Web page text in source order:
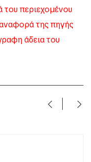
του περιεχομένου
της πηγής
άδεια του